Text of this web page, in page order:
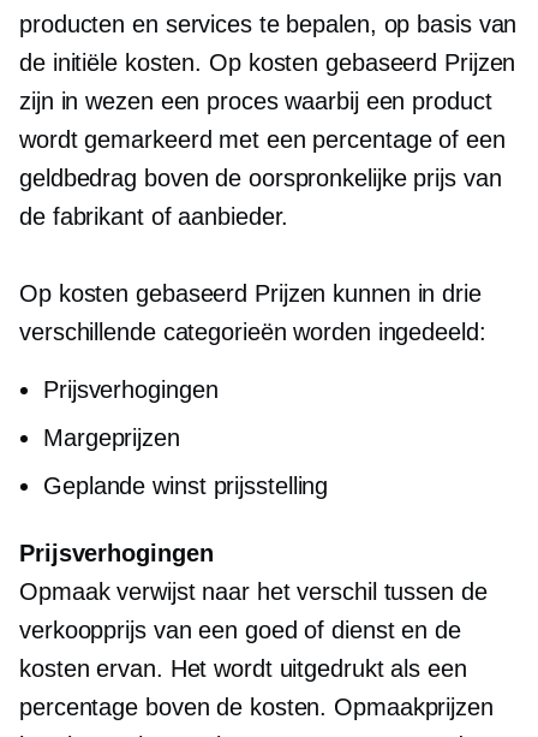
producten en services te bepalen, op basis van
de initiële kosten. Op kosten gebaseerd Prijzen
zijn in wezen een proces waarbij een product
wordt gemarkeerd met een percentage of een
geldbedrag boven de oorspronkelijke prijs van
de fabrikant of aanbieder.
Op kosten gebaseerd Prijzen kunnen in drie
verschillende categorieën worden ingedeeld:
Prijsverhogingen
Margeprijzen
Geplande winstprijsstelling
Prijsverhogingen
Opmaak verwijst naar het verschil tussen de
verkoopprijs van een goed of dienst en de
kosten ervan. Het wordt uitgedrukt als een
percentage boven de kosten. Opmaakprijzen